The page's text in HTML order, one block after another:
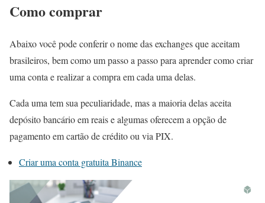
Como comprar
Abaixo você pode conferir o nome das exchanges que aceitam
brasileiros, bem como um passo a passo para aprender como criar
uma conta e realizar a compra em cada uma delas.
Cada uma tem sua peculiaridade, mas a maioria delas aceita
depósito bancário em reais e algumas oferecem a opção de
pagamento em cartão de crédito ou via PIX.
Criar uma conta gratuita Binance